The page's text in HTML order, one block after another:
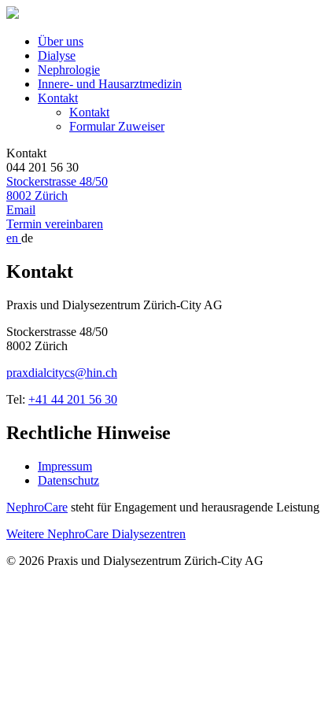
Über uns
Dialyse
Nephrologie
Innere- und Hausarztmedizin
Kontakt
Kontakt
Formular Zuweiser
Kontakt
044 201 56 30
Stockerstrasse 48/50
8002 Zürich
Email
Termin vereinbaren
en de
Kontakt
Praxis und Dialysezentrum Zürich-City AG
Stockerstrasse 48/50
8002 Zürich
praxdialcitycs@hin.ch
Tel: +41 44 201 56 30
Rechtliche Hinweise
Impressum
Datenschutz
NephroCare steht für Engagement und herausragende
Weitere NephroCare Dialysezentren
© 2026 Praxis und Dialysezentrum Zürich-City AG